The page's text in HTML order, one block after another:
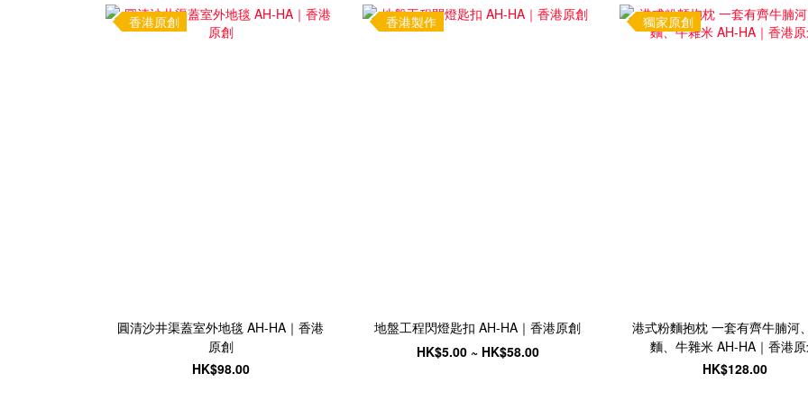
香港原創
圓清沙井渠蓋室外地毯 AH-HA｜香港
原創
HK$98.00
香港製作
地盤工程閃燈匙扣 AH-HA｜香港原創
HK$5.00 ~ HK$58.00
獨家原創
港式粉麵抱枕 一套有齊牛腩河
麵、牛雜米 AH-HA｜香港
HK$128.00